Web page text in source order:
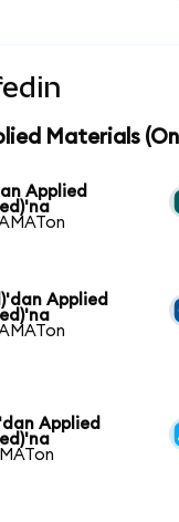
Materials
Applied
Applied
Applied